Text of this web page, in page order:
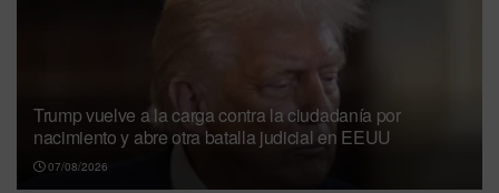
Trump vuelve a la carga contra la ciudadanía por
nacimiento y abre otra batalla judicial en EEUU
07/08/2026